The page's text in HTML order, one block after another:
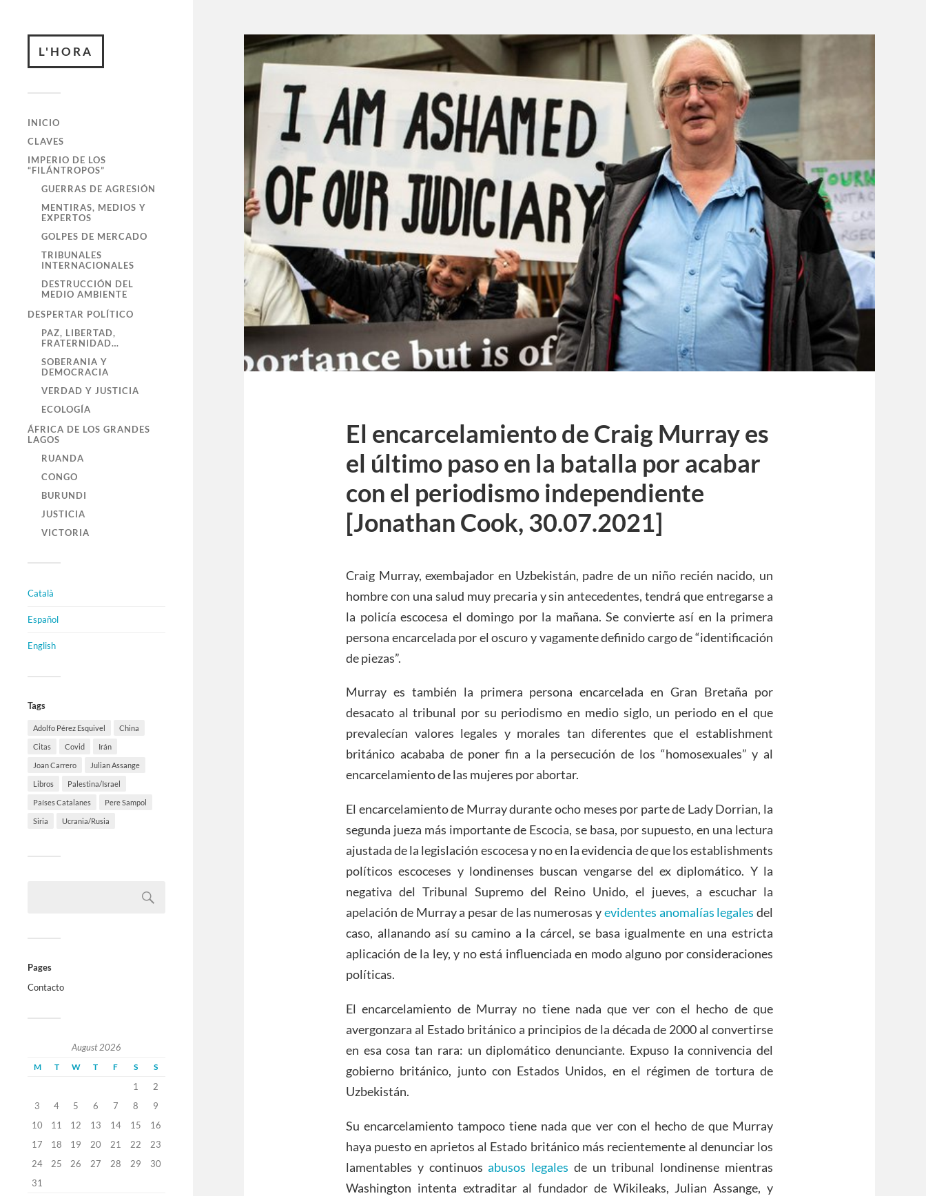
L'HORA
INICIO
CLAVES
IMPERIO DE LOS
“FILÁNTROPOS”
GUERRAS DE AGRESIÓN
MENTIRAS, MEDIOS Y
EXPERTOS
GOLPES DE MERCADO
TRIBUNALES
INTERNACIONALES
DESTRUCCIÓN DEL
MEDIO AMBIENTE
DESPERTAR POLÍTICO
PAZ, LIBERTAD,
FRATERNIDAD…
SOBERANIA Y
DEMOCRACIA
VERDAD Y JUSTICIA
ECOLOGÍA
ÁFRICA DE LOS GRANDES
LAGOS
RUANDA
CONGO
BURUNDI
JUSTICIA
VICTORIA
Català
Español
English
Tags
Adolfo Pérez Esquivel China
Citas Covid Irán
Joan Carrero Julian Assange
Libros Palestina/Israel
Países Catalanes Pere Sampol
Siria Ucrania/Rusia
Pages
Contacto
August 2026
M T W T F S S
1
2
3
4 5 6 7 8
9
10
11 12 13 14 15
16
17
18 19 20 21 22
23
24
25 26 27 28 29
30
31
El encarcelamiento de Craig Murray es
el último paso en la batalla por acabar
con el periodismo independiente
[Jonathan Cook, 30.07.2021]
Craig Murray, exembajador en Uzbekistán, padre de un niño recién nacido, un
hombre con una salud muy precaria y sin antecedentes, tendrá que entregarse a
la policía escocesa el domingo por la mañana. Se convierte así en la primera
persona encarcelada por el oscuro y vagamente definido cargo de “identificación
de piezas”.
Murray es también la primera persona encarcelada en Gran Bretaña por
desacato al tribunal por su periodismo en medio siglo, un periodo en el que
prevalecían valores legales y morales tan diferentes que el establishment
británico acababa de poner fin a la persecución de los “homosexuales” y al
encarcelamiento de las mujeres por abortar.
El encarcelamiento de Murray durante ocho meses por parte de Lady Dorrian, la
segunda jueza más importante de Escocia, se basa, por supuesto, en una lectura
ajustada de la legislación escocesa y no en la evidencia de que los establishments
políticos escoceses y londinenses buscan vengarse del ex diplomático. Y la
negativa del Tribunal Supremo del Reino Unido, el jueves, a escuchar la
apelación de Murray a pesar de las numerosas yevidentes anomalías legales del
caso, allanando así su camino a la cárcel, se basa igualmente en una estricta
aplicación de la ley, y no está influenciada en modo alguno por consideraciones
políticas.
El encarcelamiento de Murray no tiene nada que ver con el hecho de que
avergonzara al Estado británico a principios de la década de 2000 al convertirse
en esa cosa tan rara: un diplomático denunciante. Expuso la connivencia del
gobierno británico, junto con Estados Unidos, en el régimen de tortura de
Uzbekistán.
Su encarcelamiento tampoco tiene nada que ver con el hecho de que Murray
haya puesto en aprietos al Estado británico más recientemente al denunciar los
lamentables y continuosabusos legales de un tribunal londinense mientras
Washington intenta extraditar al fundador de Wikileaks, Julian Assange, y